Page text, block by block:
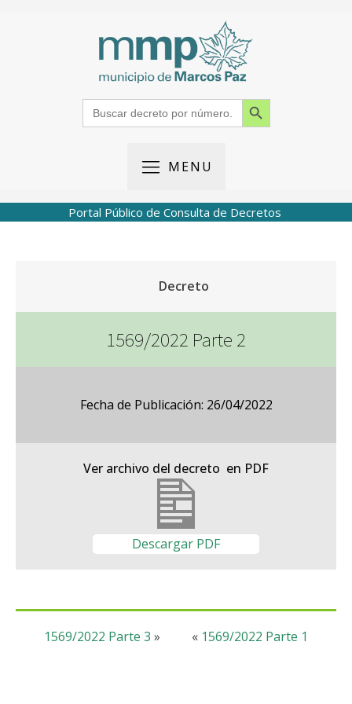
Search
for:
Search Button
MENU
Portal Público de Consulta de Decretos
Decreto
1569/2022 Parte 2
Fecha de Publicación: 26/04/2022
Ver archivo del decreto en PDF
Descargar PDF
« 1569/2022 Parte 1
1569/2022 Parte 3 »